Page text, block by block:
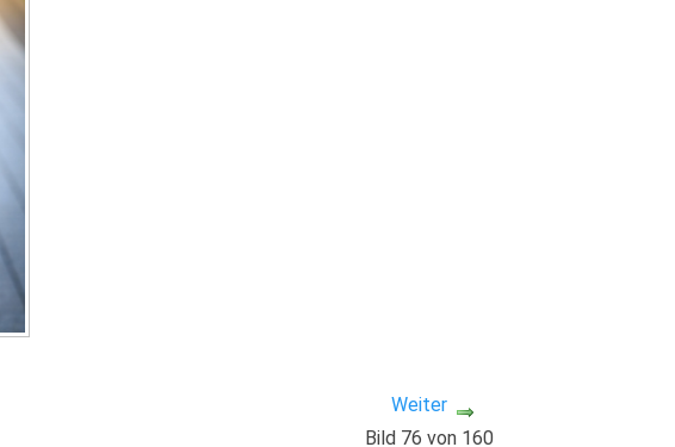
Weiter
Bild 76 von 160